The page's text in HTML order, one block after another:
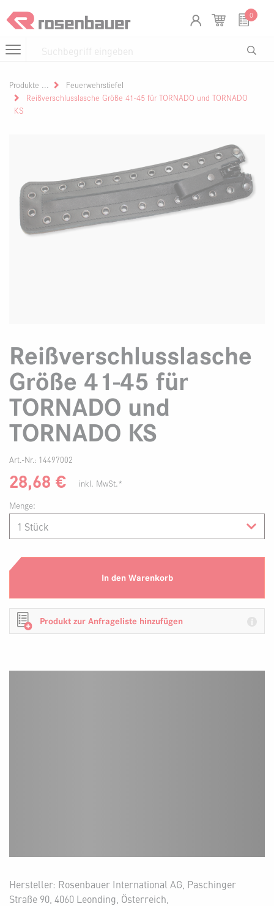
0
Produkte
Feuerwehrstiefel
Reißverschlusslasche Größe 41-45 für TORNADO und TORNADO
KS
Reißverschlusslasche
Größe 41-45 für
TORNADO und
TORNADO KS
Art.-Nr.: 14497002
28,68 €
inkl. MwSt.*
Menge:
In den Warenkorb
Produkt zur Anfrageliste hinzufügen
Hersteller: Rosenbauer International AG, Paschinger
Straße 90, 4060 Leonding, Österreich,